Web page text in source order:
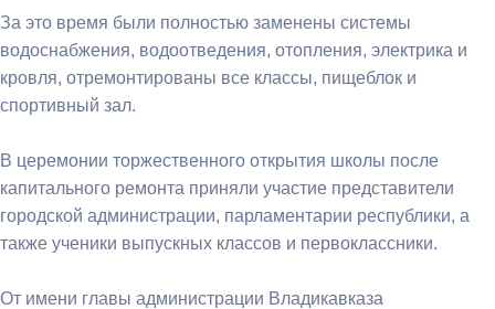
За это время были полностью заменены системы
водоснабжения, водоотведения, отопления, электрика и
кровля, отремонтированы все классы, пищеблок и
спортивный зал.
В церемонии торжественного открытия школы после
капитального ремонта приняли участие представители
городской администрации, парламентарии республики, а
также ученики выпускных классов и первоклассники.
От имени главы администрации Владикавказа